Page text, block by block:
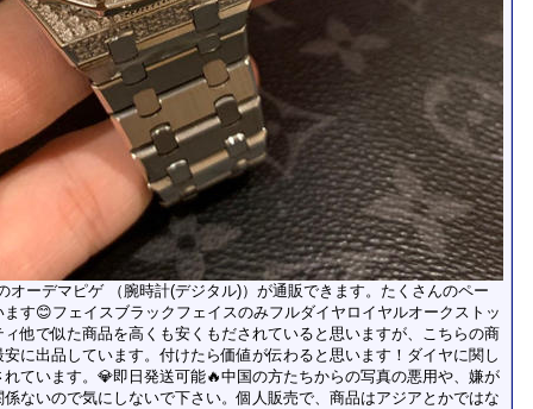
オーデマピゲ （腕時計(デジタル)）が通販できます。たくさんのペー
す😊フェイスブラックフェイスのみフルダイヤロイヤルオークストッ
他で似た商品を高くも安くもだされていると思いますが、こちらの商
に出品しています。付けたら価値が伝わると思います！ダイヤに関し
ています。💎即日発送可能🔥中国の方たちからの写真の悪用や、嫌が
ないので気にしないで下さい。個人販売で、商品はアジアとかではな